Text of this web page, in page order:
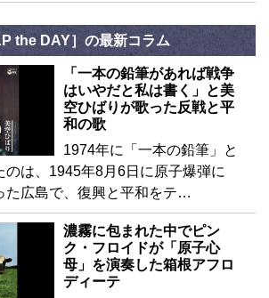
the DAY］の最新コラム
「一本の鉛筆があれば戦争
はいやだと私は書く」と美
空ひばりが歌った反戦と平
和の歌
1974年に「一本の鉛筆」と
のは、1945年8月6日に原子爆弾に
た広島で、復興と平和をテ…
濃霧に包まれた中でピン
ク・フロイドが「原子心
母」を演奏した箱根アフロ
ディーテ